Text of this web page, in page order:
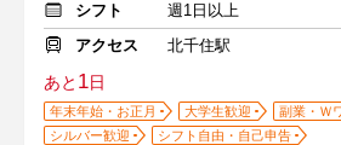
シフト
週1日以上
アクセス
北千住駅
あと 1日
年末年始・お正月 大学生歓迎
副業・Ｗ
シルバー歓迎
シフト自由・自己申告